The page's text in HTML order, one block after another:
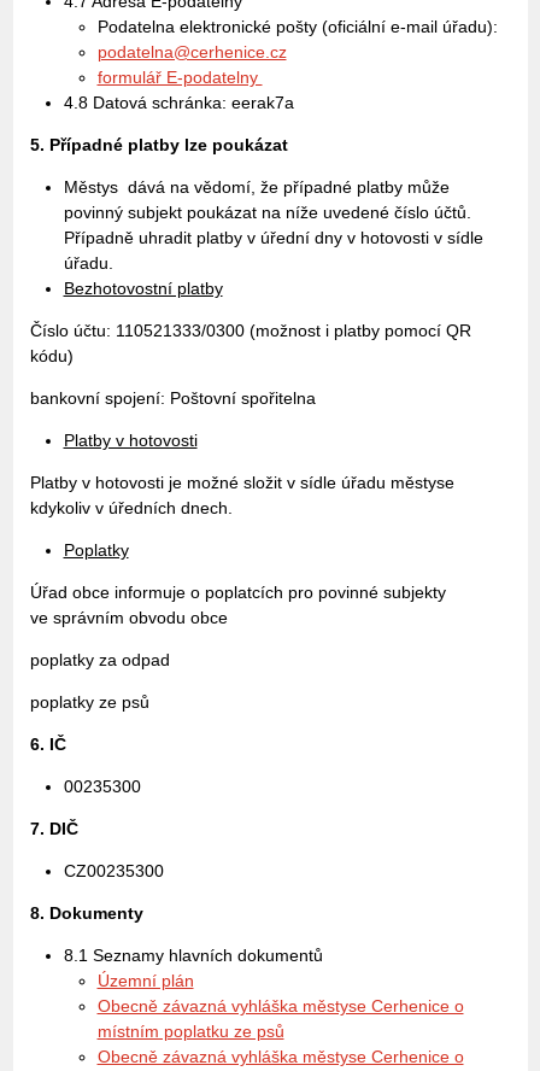
Podatelna elektronické pošty (oficiální e-mail úřadu):
podatelna@cerhenice.cz
formulář E-podatelny
4.8 Datová schránka: eerak7a
5. Případné platby lze poukázat
Městys dává na vědomí, že případné platby může
povinný subjekt poukázat na níže uvedené číslo účtů.
Případně uhradit platby v úřední dny v hotovosti v sídle
úřadu.
Bezhotovostní platby
Číslo účtu: 110521333/0300 (možnost i platby pomocí QR
kódu)
bankovní spojení: Poštovní spořitelna
Platby v hotovosti
Platby v hotovosti je možné složit v sídle úřadu městyse
kdykoliv v úředních dnech.
Poplatky
Úřad obce informuje o poplatcích pro povinné subjekty
ve správním obvodu obce
poplatky za odpad
poplatky ze psů
6. IČ
00235300
7. DIČ
CZ00235300
8. Dokumenty
8.1 Seznamy hlavních dokumentů
Územní plán
Obecně závazná vyhláška městyse Cerhenice o
místním poplatku ze psů
Obecně závazná vyhláška městyse Cerhenice o